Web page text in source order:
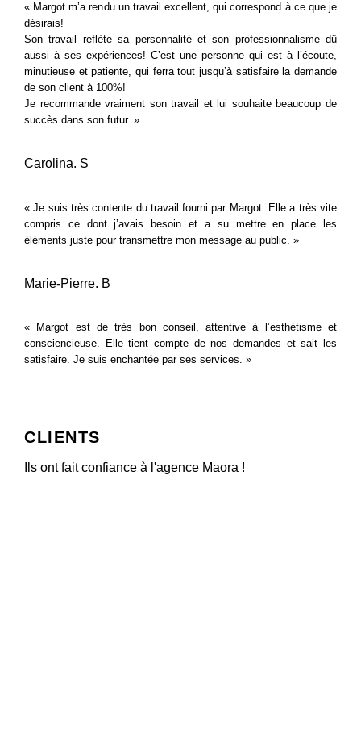
« Margot m’a rendu un travail excellent, qui correspond à ce que je
désirais!
Son travail reflète sa personnalité et son professionnalisme dû
aussi à ses expériences! C’est une personne qui est à l’écoute,
minutieuse et patiente, qui ferra tout jusqu’à satisfaire la demande
de son client à 100%!
Je recommande vraiment son travail et lui souhaite beaucoup de
succès dans son futur. »
Carolina. S
« Je suis très contente du travail fourni par Margot. Elle a très vite
compris ce dont j’avais besoin et a su mettre en place les
éléments juste pour transmettre mon message au public. »
Marie-Pierre. B
« Margot est de très bon conseil, attentive à l’esthétisme et
consciencieuse. Elle tient compte de nos demandes et sait les
satisfaire. Je suis enchantée par ses services. »
CLIENTS
Ils ont fait confiance à l'agence Maora !